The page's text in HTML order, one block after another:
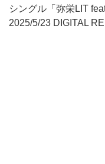
シングル「弥栄LIT
2025/5/23 DIGITAL